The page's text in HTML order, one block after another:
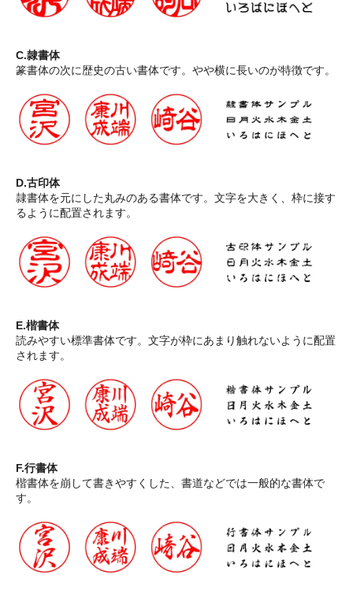
C.隷書体
篆書体の次に歴史の古い書体です。やや横に長いのが特徴です。
D.古印体
隷書体を元にした丸みのある書体です。文字を大きく、枠に接す
るように配置されます。
E.楷書体
読みやすい標準書体です。文字が枠にあまり触れないように配置
されます。
F.行書体
楷書体を崩して書きやすくした、書道などでは一般的な書体で
す。